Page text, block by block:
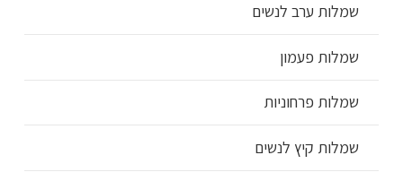
שמלות ערב לנשים
שמלות פעמון
שמלות פרחוניות
שמלות קיץ לנשים